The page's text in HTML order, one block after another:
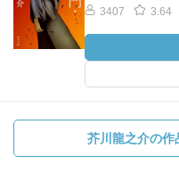
3407 3.64
芥川龍之介の作